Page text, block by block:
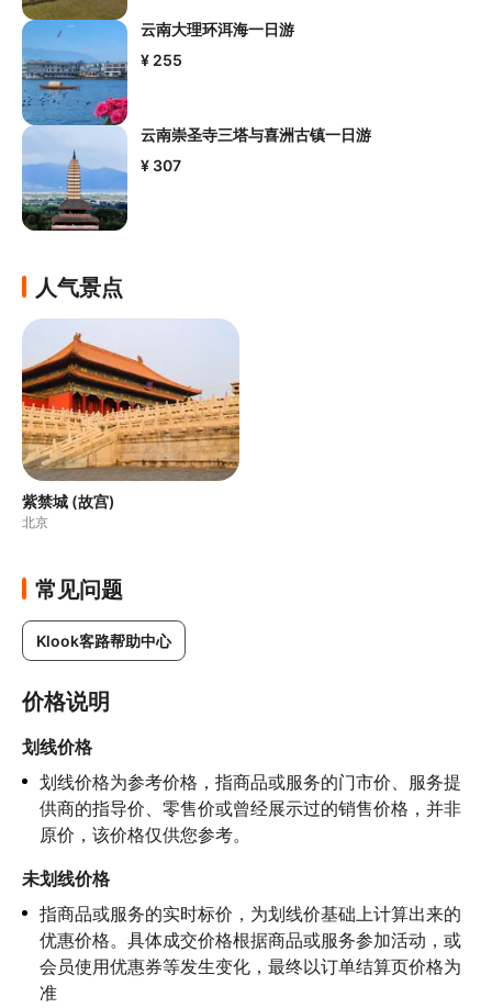
云南大理环洱海一日游
¥ 255
云南崇圣寺三塔与喜洲古镇一日游
¥ 307
人气景点
紫禁城 (故宫)
北京
常见问题
Klook客路帮助中心
价格说明
划线价格
划线价格为参考价格，指商品或服务的门市价、服务提
供商的指导价、零售价或曾经展示过的销售价格，并非
原价，该价格仅供您参考。
未划线价格
指商品或服务的实时标价，为划线价基础上计算出来的
优惠价格。具体成交价格根据商品或服务参加活动，或
会员使用优惠券等发生变化，最终以订单结算页价格为
准